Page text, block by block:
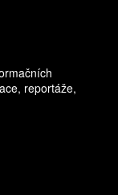
reportáže,